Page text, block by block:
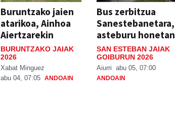
Buruntzako jaien
atarikoa, Ainhoa
Aiertzarekin
BURUNTZAKO JAIAK
2026
Xabat Minguez
abu 04, 07:05 ANDOAIN
Bus zerbitzua
Sanestebanetara,
asteburu honetan
SAN ESTEBAN JAIAK
GOIBURUN 2026
Aiurri abu 05, 07:00
ANDOAIN